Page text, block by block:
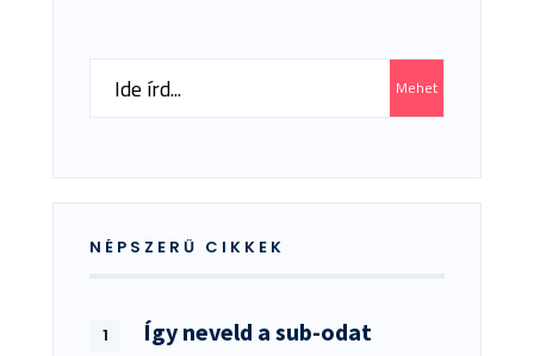
Search
Mehet
NÉPSZERŰ CIKKEK
Így neveld a sub-odat